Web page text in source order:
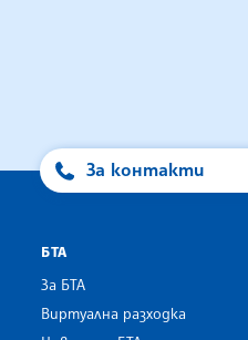
За контакти
БТА
За БТА
Виртуална разходка